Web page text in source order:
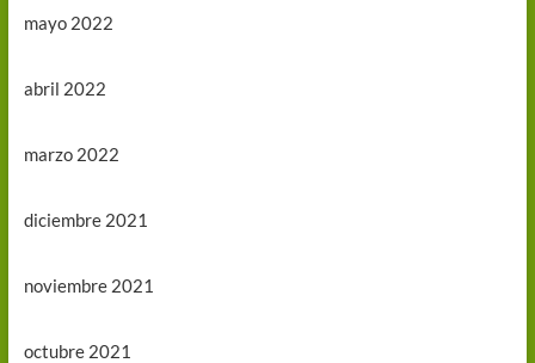
mayo 2022
abril 2022
marzo 2022
diciembre 2021
noviembre 2021
octubre 2021